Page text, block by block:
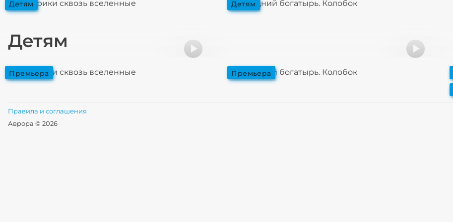
детям
Смешарики сквозь вселенные детям
Последний богатырь. Колобок
Детям
премьера
Смешарики сквозь вселенные премьера
Последний богатырь. Колобок
Правила и соглашения
Аврора © 2026